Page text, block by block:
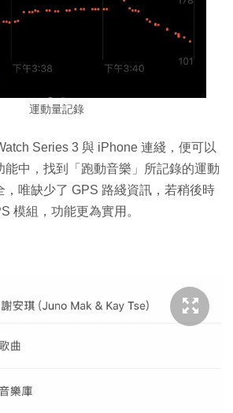
運動量記錄
Series 3 與 iPhone 連綫，便可以
能中，找到「跑動音樂」所記錄的運動
，唯缺少了 GPS 路綫資訊，若稍後時
模組，功能更為實用。